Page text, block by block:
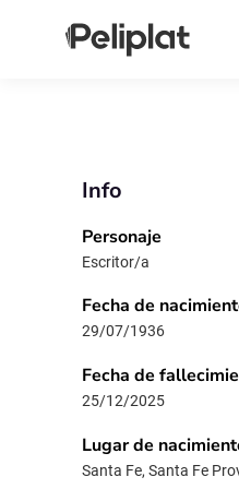
Info
Personaje
Escritor/a
Fecha de
29/07/1936
Fecha de
25/12/2025
Lugar de
Santa Fe, Santa Fe